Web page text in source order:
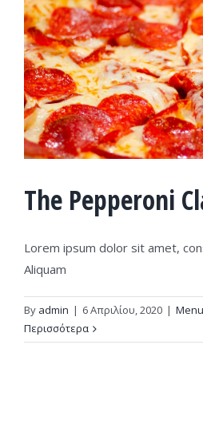
The Pepperoni
Lorem ipsum dolor sit amet,
Aliquam
By admin | 6 Απριλίου, 2020 | Menu
Περισσότερα